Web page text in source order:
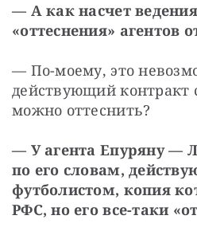
— А как насчет
«оттеснения» агентов
— По-моему, это
действующий контракт
можно оттеснить?
— У агента Епуряну —
по его словам,
футболистом, копия
РФС, но его все-таки